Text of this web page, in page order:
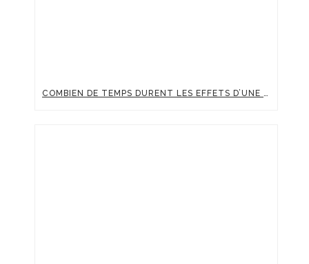
COMBIEN DE TEMPS DURENT LES EFFETS D’UNE INJECTION D’ACIDE HYALURONIQUE ?